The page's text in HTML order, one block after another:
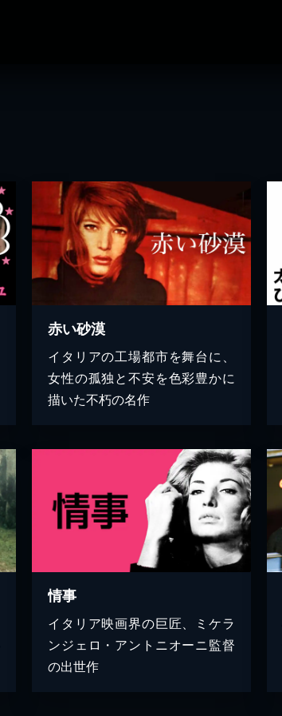
赤い砂漠
イタリアの工場都市を舞台に、
女性の孤独と不安を色彩豊かに
描いた不朽の名作
情事
イタリア映画界の巨匠、ミケラ
ンジェロ・アントニオーニ監督
の出世作